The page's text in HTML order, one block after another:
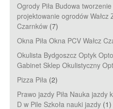
Ogrody Piła Budowa
projektowanie ogrodów Wałcz
Czarnków (7)
Okna Piła Okna PCV Wałcz
Okulista Bydgoszcz Optyk
Gabinet Sklep Okulistyczny
Pizza Piła (2)
Prawo jazdy Piła Nauka jazdy
D‎ w Pile Szkoła nauki jazdy (1)